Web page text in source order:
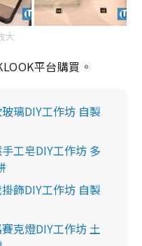
大
平台購買。
璃DIY工作坊 自製
工皂DIY工作坊 多
飾DIY工作坊 自製
克燈DIY工作坊 土